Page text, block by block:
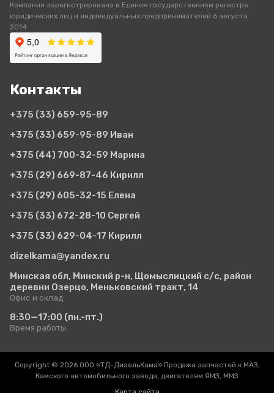
Компания зарегистрирована в Едином государственном регистре
юридических лиц и индивидуальных предпринимателей 6 августа
2014
Контакты
+375 (33) 659-95-89
+375 (33) 659-95-89 Иван
+375 (44) 700-32-59 Марина
+375 (29) 669-87-46 Кирилл
+375 (29) 605-32-15 Елена
+375 (33) 672-28-10 Сергей
+375 (33) 629-04-17 Кирилл
dizelkama@yandex.ru
Минская обл, Минский р-н, Щомыслицкий с/с, район
деревни Озерцо, Меньковский тракт, 14
Офис и склад
8:30—17:00 (пн.-пт.)
Время работы
Copyright © 2026 ООО «ТД-ДизельКама» Продажа запчастей к МАЗ,
Камского автомобильного завода, двигателям ЯМЗ, ММЗ